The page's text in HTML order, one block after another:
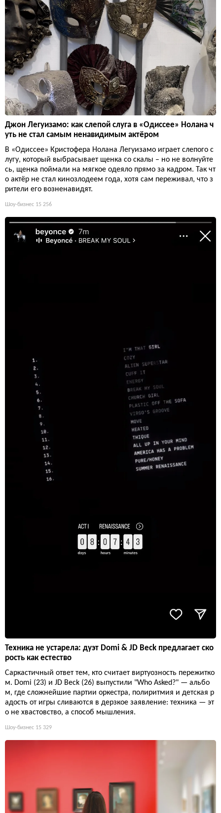
Джон Легуизамо: как слепой слуга в «Одиссее» Нолана ч
уть не стал самым ненавидимым актёром
В «Одиссее» Кристофера Нолана Легуизамо играет слепого с
лугу, который выбрасывает щенка со скалы – но не волнуйте
сь, щенка поймали на мягкое одеяло прямо за кадром. Так чт
о актёр не стал кинозлодеем года, хотя сам переживал, что з
рители его возненавидят.
Шоу-бизнес 15 256
Техника не устарела: дуэт Domi & JD Beck предлагает ско
рость как естество
Саркастичный ответ тем, кто считает виртуозность пережитко
м. Domi (23) и JD Beck (26) выпустили "Who Asked?" — альбо
м, где сложнейшие партии оркестра, полиритмия и детская р
адость от игры сливаются в дерзкое заявление: техника — эт
о не хвастовство, а способ мышления.
Шоу-бизнес 15 329